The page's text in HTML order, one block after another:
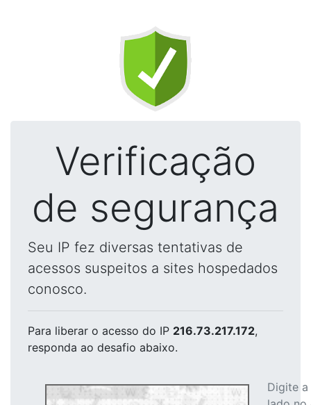
Verificação
de segurança
Seu IP fez diversas tentativas de
acessos suspeitos a sites hospedados
conosco.
Para liberar o acesso do IP 216.73.217.172,
responda ao desafio abaixo.
Digite